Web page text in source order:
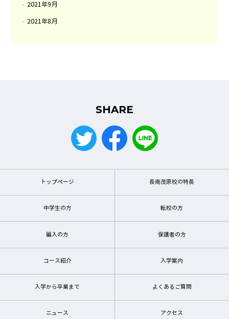
2021年9月
2021年8月
SHARE
トップページ 長南茂原校の特長
中学生の方 転校の方
編入の方 保護者の方
コース紹介 入学案内
入学から卒業まで よくあるご質問
ニュース アクセス